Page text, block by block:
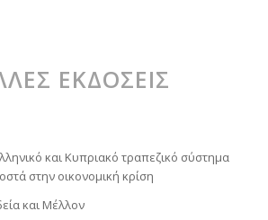
ΕΚΔΟΣΕΙΣ
και Κυπριακό τραπεζικό σύστημα
στην οικονομική κρίση
και Μέλλον